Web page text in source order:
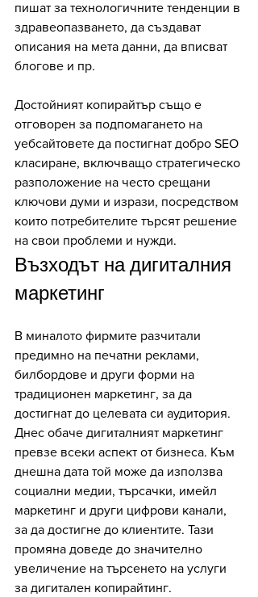
пишат за технологичните тенденции в
здравеопазването, да създават
описания на мета данни, да вписват
блогове и пр.
Достойният копирайтър също е
отговорен за подпомагането на
уебсайтовете да постигнат добро SEO
класиране, включващо стратегическо
разположение на често срещани
ключови думи и изрази, посредством
които потребителите търсят решение
на свои проблеми и нужди.
Възходът на дигиталния
маркетинг
В миналото фирмите разчитали
предимно на печатни реклами,
билбордове и други форми на
традиционен маркетинг, за да
достигнат до целевата си аудитория.
Днес обаче дигиталният маркетинг
превзе всеки аспект от бизнеса. Към
днешна дата той може да използва
социални медии, търсачки, имейл
маркетинг и други цифрови канали,
за да достигне до клиентите. Тази
промяна доведе до значително
увеличение на търсенето на услуги
за дигитален копирайтинг.